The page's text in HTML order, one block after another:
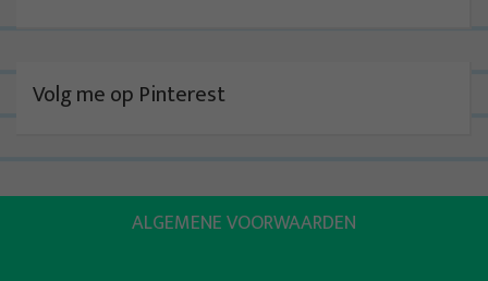
Volg me op Pinterest
ALGEMENE VOORWAARDEN